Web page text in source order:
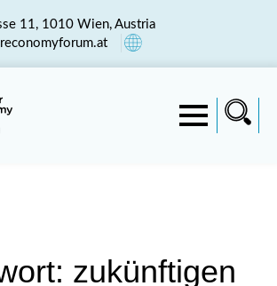
11, 1010 Wien, Austria
zukünftigen